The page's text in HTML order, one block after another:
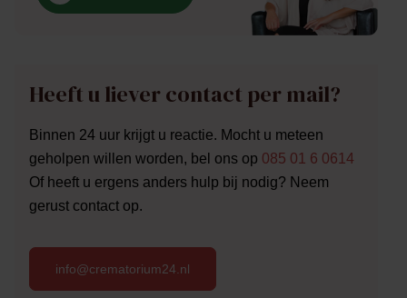
Heeft u liever contact per mail?
Binnen 24 uur krijgt u reactie. Mocht u meteen
geholpen willen worden, bel ons op 085 01 6 0614
Of heeft u ergens anders hulp bij nodig? Neem
gerust contact op.
info@crematorium24.nl